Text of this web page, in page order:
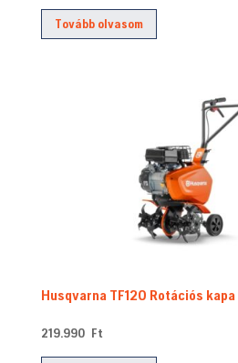
Tovább olvasom
Husqvarna TF120 Rotációs kapa
219.990 Ft